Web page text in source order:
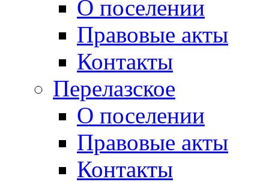
О поселении
Правовые акты
Контакты
Перелазское
О поселении
Правовые акты
Контакты